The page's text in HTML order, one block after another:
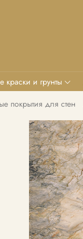
краски и грунты
покрытия для стен